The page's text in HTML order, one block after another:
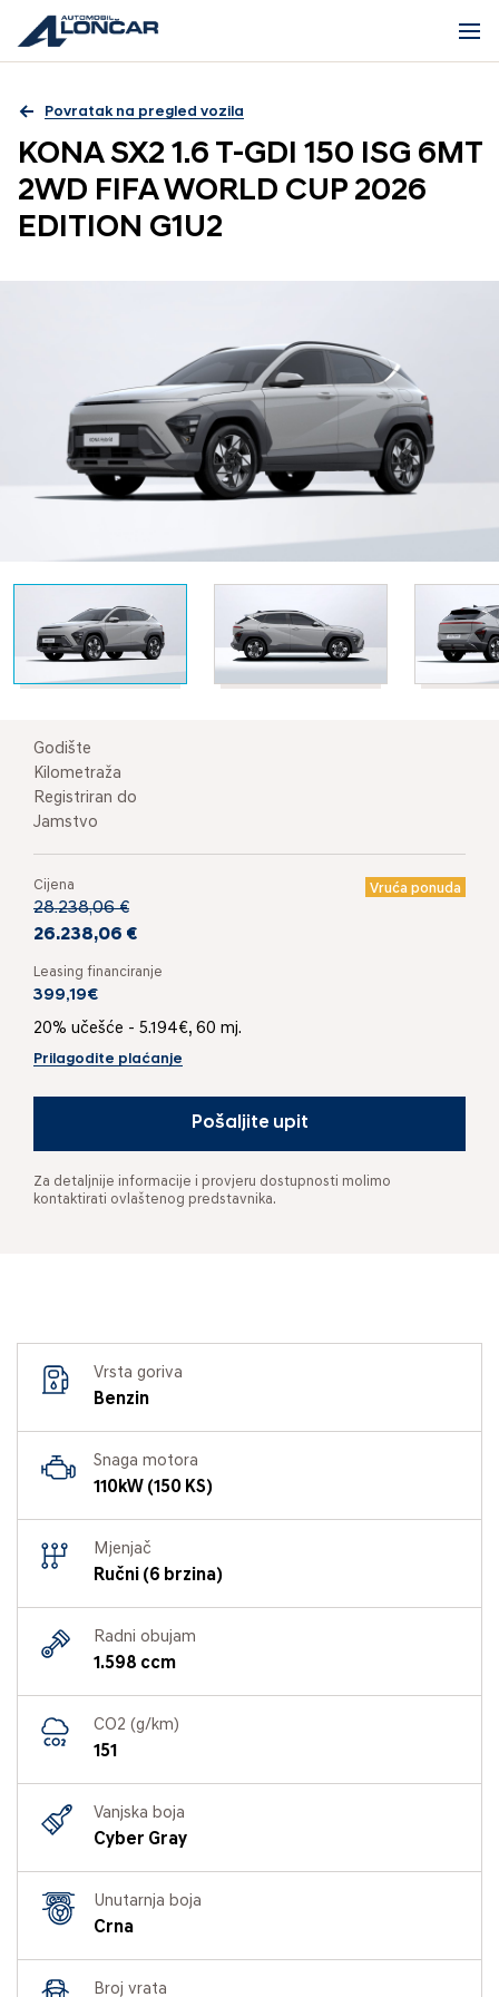
Povratak na pregled vozila
KONA SX2 1.6 T-GDI 150 ISG 6MT
2WD FIFA WORLD CUP 2026
EDITION G1U2
Godište
Kilometraža
Registriran do
Jamstvo
Cijena Vruća ponuda
28.238,06 €
26.238,06 €
Leasing financiranje
399,19€
20% učešće - 5.194€, 60 mj.
Prilagodite plaćanje
Pošaljite upit
Za detaljnije informacije i provjeru dostupnosti molimo
kontaktirati ovlaštenog predstavnika.
Vrsta goriva
Benzin
Snaga motora
110kW (150 KS)
Mjenjač
Ručni (6 brzina)
Radni obujam
1.598 ccm
CO2 (g/km)
151
Vanjska boja
Cyber Gray
Unutarnja boja
Crna
Broj vrata